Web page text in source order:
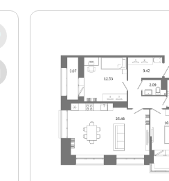
Объект